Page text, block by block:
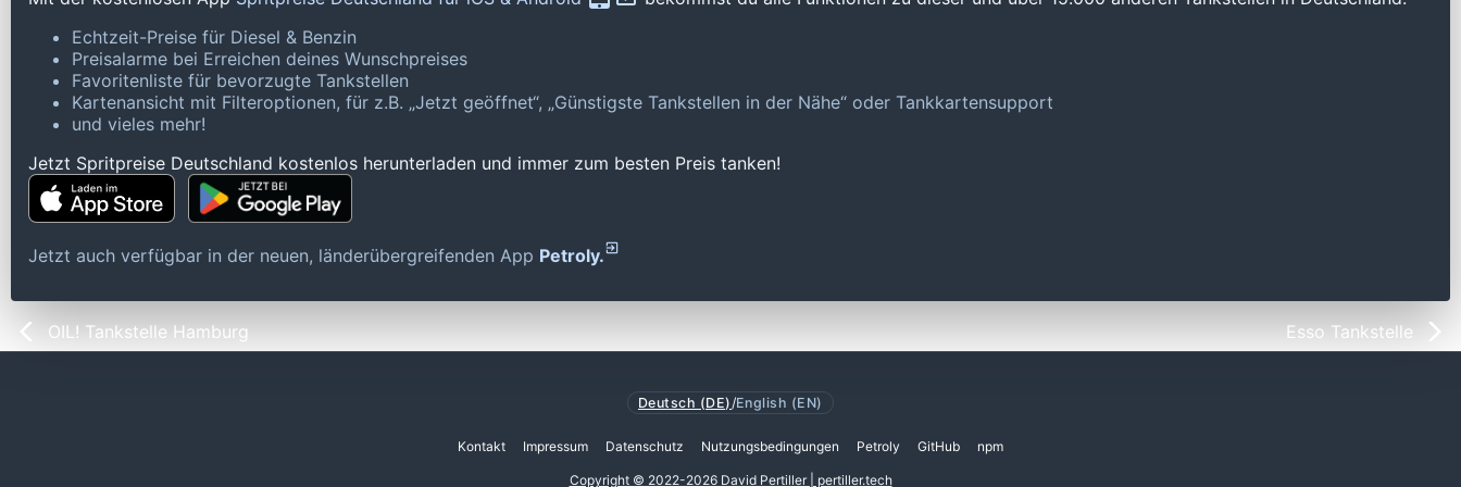
Echtzeit-Preise für Diesel & Benzin
Preisalarme bei Erreichen deines Wunschpreises
Favoritenliste für bevorzugte Tankstellen
Kartenansicht mit Filteroptionen, für z.B. „Jetzt geöffnet“, „Günstigste Tankstellen in der Nähe“ oder Tankkartensupport
und vieles mehr!
Jetzt Spritpreise Deutschland kostenlos herunterladen und immer zum besten Preis tanken!
Jetzt auch verfügbar in der neuen, länderübergreifenden App Petroly.
OIL! Tankstelle Hamburg Esso Tankstelle
Deutsch (DE) /English (EN)
Kontakt Impressum Datenschutz Nutzungsbedingungen Petroly GitHub npm
Copyright © 2022-2026 David Pertiller | pertiller.tech